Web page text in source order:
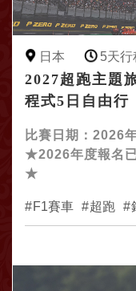
日本 5天行
2027超跑主題
程式5日自由行
比賽日期：2026
★2026年度報名
★
F1賽車 超跑